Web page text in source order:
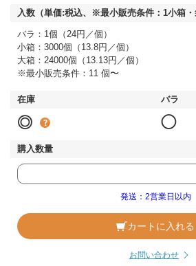
バラ：1個（24円／個）
小箱：3000個（13.8円／個）
大箱：24000個（13.13円／個）
※最小販売条件：11 個〜
◎ ◯
発送：2営業日以内
カートに入れる
お問い合わせ